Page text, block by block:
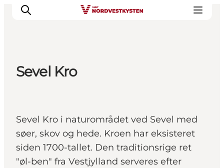
Handicapvenlig ferie
Events
Overnatning
Planlæg din ferie
Sevel Kro
Sevel Kro i naturområdet ved Sevel med
søer, skov og hede. Kroen har eksisteret
siden 1700-tallet. Den traditionsrige ret
"øl-ben" fra Vestjylland serveres efter